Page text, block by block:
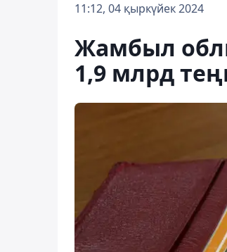
11:12, 04 қыркүйек 2024
Жамбыл
1,9 млрд